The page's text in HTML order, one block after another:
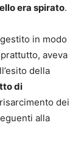
singolo
concentrarsi
tutto il
calibrati
nella
in giudizio.
era spirato.
in modo
aveva
della
di
dei
alla